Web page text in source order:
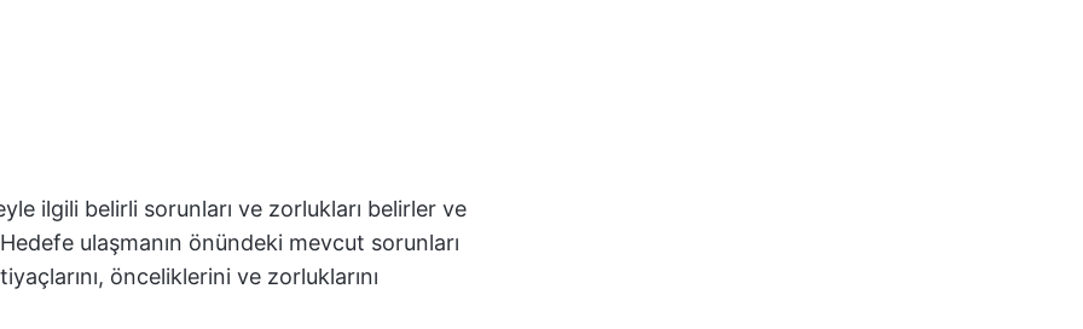
ilgili belirli sorunları ve zorlukları belirler ve
ulaşmanın önündeki mevcut sorunları
önceliklerini ve zorluklarını